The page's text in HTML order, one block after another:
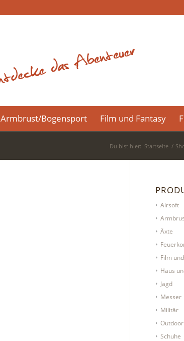
Armbrust/Bogensport Film und Fantasy
Du bist hier: Startseite /
Airsoft
Äxte
Film
Haus
Jagd
Messer
Militär
Outdoor
Schuhe